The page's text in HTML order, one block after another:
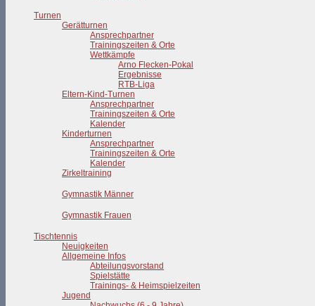
Turnen
Gerätturnen
Ansprechpartner
Trainingszeiten & Orte
Wettkämpfe
Arno Flecken-Pokal
Ergebnisse
RTB-Liga
Eltern-Kind-Turnen
Ansprechpartner
Trainingszeiten & Orte
Kalender
Kinderturnen
Ansprechpartner
Trainingszeiten & Orte
Kalender
Zirkeltraining
Gymnastik Männer
Gymnastik Frauen
Tischtennis
Neuigkeiten
Allgemeine Infos
Abteilungsvorstand
Spielstätte
Trainings- & Heimspielzeiten
Jugend